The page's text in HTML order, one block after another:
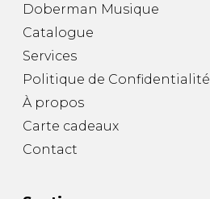
Doberman Musique
Catalogue
Services
Politique de Confidentialité
À propos
Carte cadeaux
Contact